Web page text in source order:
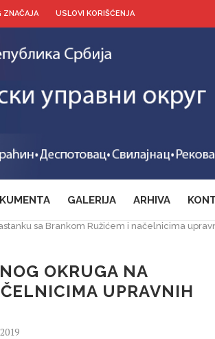
ZNAČAJA USLOVI KORIŠĆENJA
GALERIJA ARHIVA
sa Brankom Ružićem i načelnicima
OKRUGA NA
UPRAVNIH